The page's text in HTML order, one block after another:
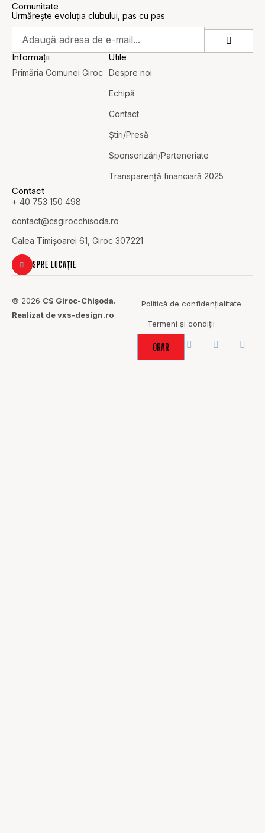
Comunitate
Urmărește evoluția clubului, pas cu pas
Informații
Primăria Comunei Giroc
Utile
Despre noi
Echipă
Contact
Știri/Presă
Sponsorizări/Parteneriate
Transparență financiară 2025
Contact
+ 40 753 150 498
contact@csgirocchisoda.ro
Calea Timișoarei 61, Giroc 307221
SPRE LOCAȚIE
© 2026 CS Giroc-Chișoda.
Realizat de vxs-design.ro
Politică de confidențialitate
Termeni și condiții
ORAR